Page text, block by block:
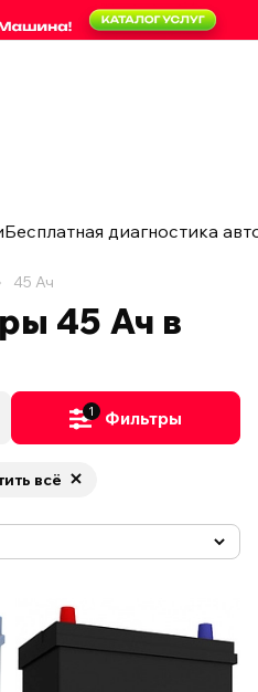
Бесплатная диагностика
45 Ач
45 Ач в
1 Фильтры
всё